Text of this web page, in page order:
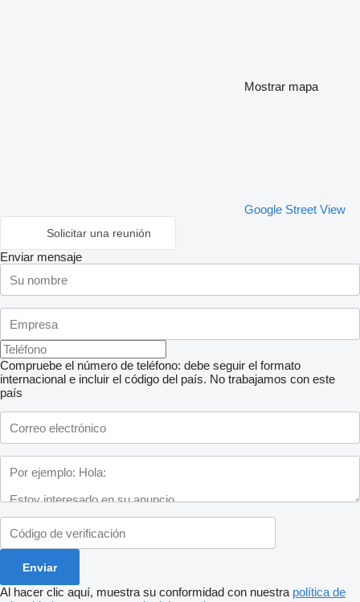
Mostrar mapa
Google Street View
Solicitar una reunión
Enviar mensaje
Compruebe el número de teléfono: debe seguir el formato
internacional e incluir el código del país. No trabajamos con este
país
Al hacer clic aquí, muestra su conformidad con nuestra política de